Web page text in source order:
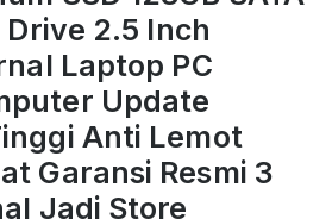
2.5 Inch
Laptop PC
Update
Anti Lemot
Garansi Resmi 3
Jadi Store